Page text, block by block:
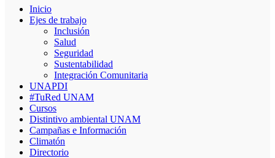
Inicio
Ejes de trabajo
Inclusión
Salud
Seguridad
Sustentabilidad
Integración Comunitaria
UNAPDI
#TuRed UNAM
Cursos
Distintivo ambiental UNAM
Campañas e Información
Climatón
Directorio